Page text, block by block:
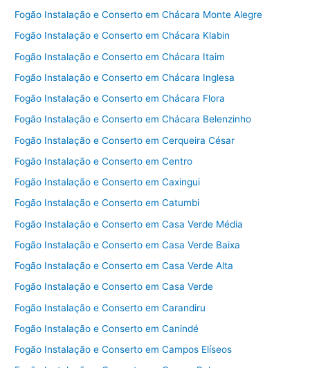
Fogão Instalação e Conserto em Chácara Monte Alegre
Fogão Instalação e Conserto em Chácara Klabin
Fogão Instalação e Conserto em Chácara Itaim
Fogão Instalação e Conserto em Chácara Inglesa
Fogão Instalação e Conserto em Chácara Flora
Fogão Instalação e Conserto em Chácara Belenzinho
Fogão Instalação e Conserto em Cerqueira César
Fogão Instalação e Conserto em Centro
Fogão Instalação e Conserto em Caxingui
Fogão Instalação e Conserto em Catumbi
Fogão Instalação e Conserto em Casa Verde Média
Fogão Instalação e Conserto em Casa Verde Baixa
Fogão Instalação e Conserto em Casa Verde Alta
Fogão Instalação e Conserto em Casa Verde
Fogão Instalação e Conserto em Carandiru
Fogão Instalação e Conserto em Canindé
Fogão Instalação e Conserto em Campos Elíseos